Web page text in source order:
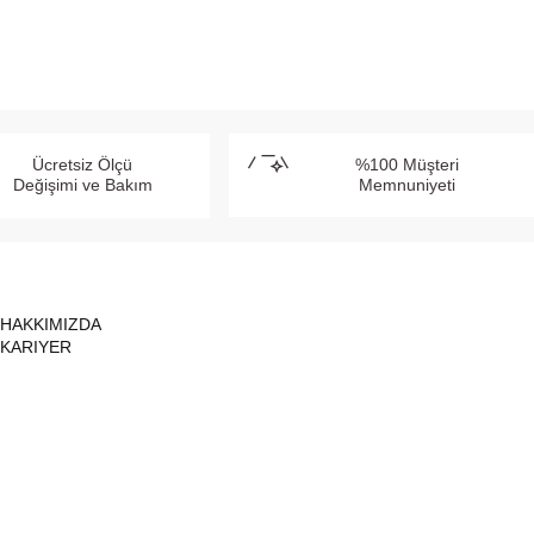
Ücretsiz Ölçü
Değişimi ve Bakım
%100 Müşteri
Memnuniyeti
HAKKIMIZDA
KARIYER